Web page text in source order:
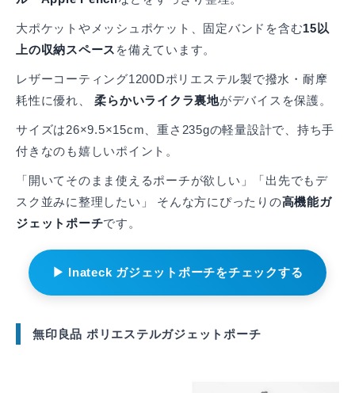
大ポケットやメッシュポケット、固定バンドを含む15以
上の収納スペース を備えています。
レザーコーティング1200Dポリエステル製で撥水・耐摩
耗性に優れ、柔らかいライクラ裏地がデバイスを保護。
サイズは26×9.5×15cm、重さ235gの軽量設計で、持ち手
付きなのも嬉しいポイント。
「開いてそのまま使えるポーチが欲しい」「出先でもデ
スク並みに整理したい」 そんな方にぴったりの高機能ガ
ジェットポーチです。
▶ Inateck ガジェットポーチをチェックする
無印良品 ポリエステルガジェットポーチ